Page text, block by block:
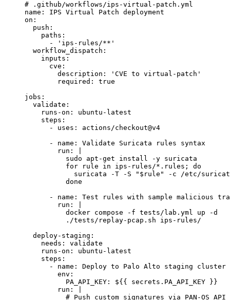
# .github/workflows/ips-virtual-patch.yml
name : IPS Virtual Patch deployment
on :
  push
:
    paths
:
      -
'ips-rules/**'
  workflow_dispatch
:
    inputs
:
      cve
:
        description
:
'CVE to virtual-patch'
        required
: true
jobs :
  validate
:
    runs-on
: ubuntu-latest
    steps
:
      -
uses : actions/checkout@v4
      -
name : Validate Suricata rules syntax
        run
:
          sudo apt-get install -y suricata
          for rule in ips-rules/*.rules; do
suricata -T -S "$rule" -c /etc/
          done
      -
name : Test rules with sample malicious
        run
:
          docker compose -f tests/lab.yml up -d
          ./tests/replay-pcap.sh ips-rules/
  deploy-staging
:
    needs
: validate
    runs-on
: ubuntu-latest
    steps
:
      -
name : Deploy to Palo Alto staging cluster
        env
:
          PA_API_KEY
: ${{ secrets.PA_API_KEY }}
        run
:
          # Push custom signatures via PAN-OS API